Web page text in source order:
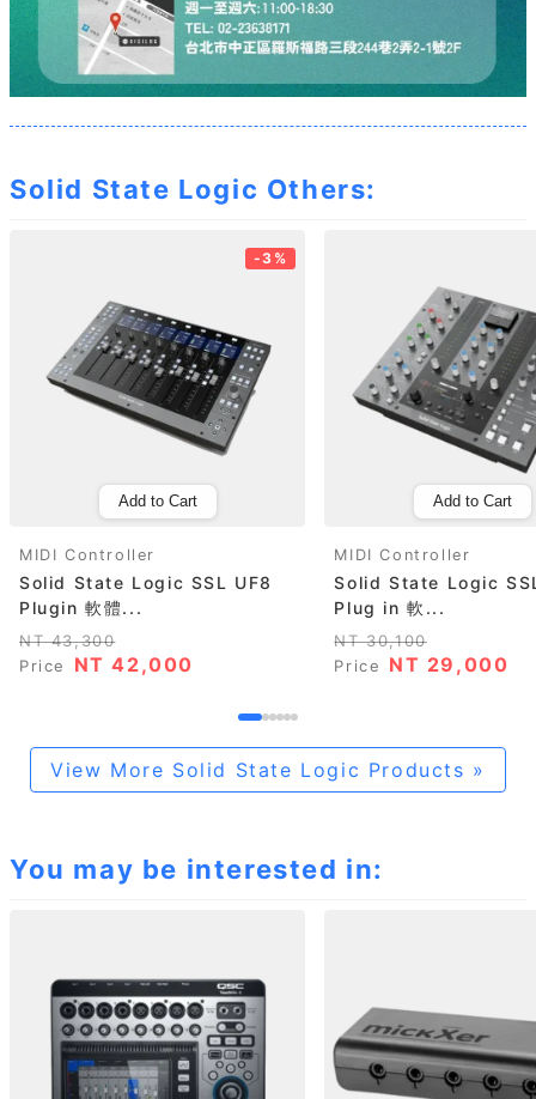
Solid State Logic Others:
-3%
Add to Cart
MIDI Controller
Solid State Logic SSL UF8
Plugin 軟體...
NT 43,300
Price
NT 42,000
Add to Cart
MIDI Controller
Solid State Logic
Plug in 軟...
NT 30,100
Price
NT 29,000
View More Solid State Logic Products »
You may be interested in: